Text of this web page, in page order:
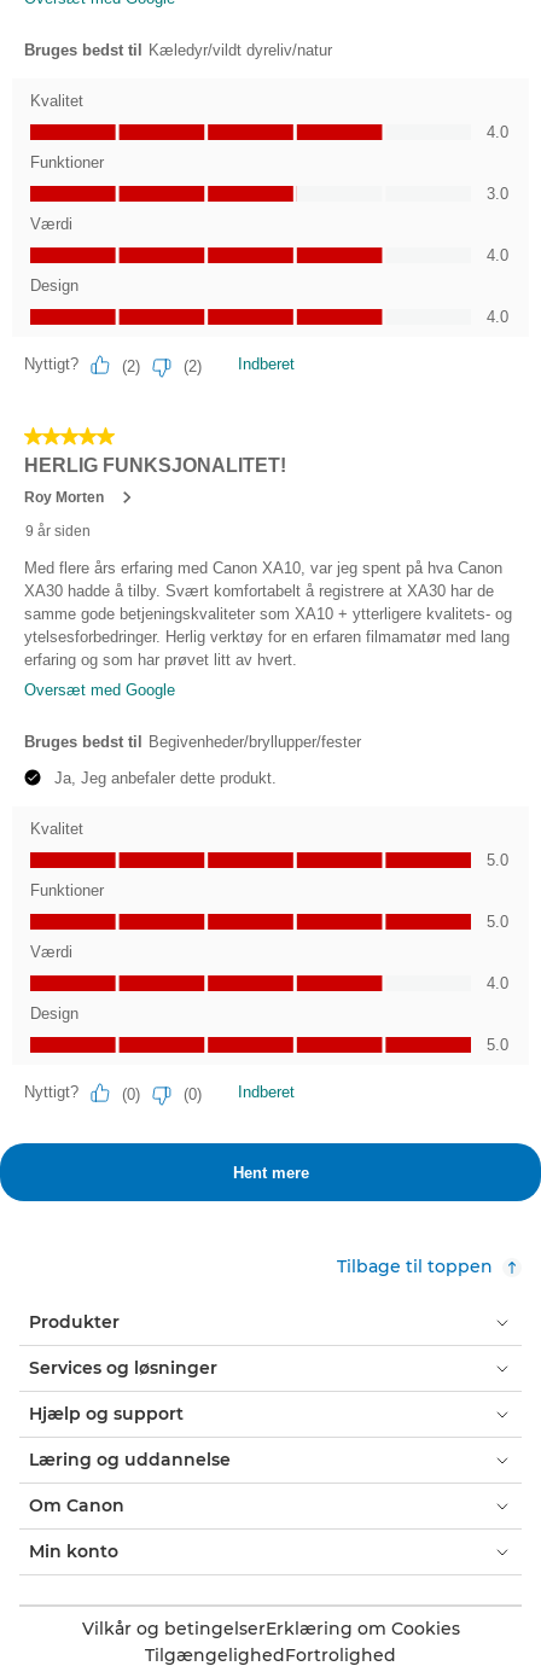
Tilbage til toppen
Produkter
Services og løsninger
Hjælp og support
Læring og uddannelse
Om Canon
Min konto
Vilkår og betingelserErklæring om Cookies
TilgængelighedFortrolighed